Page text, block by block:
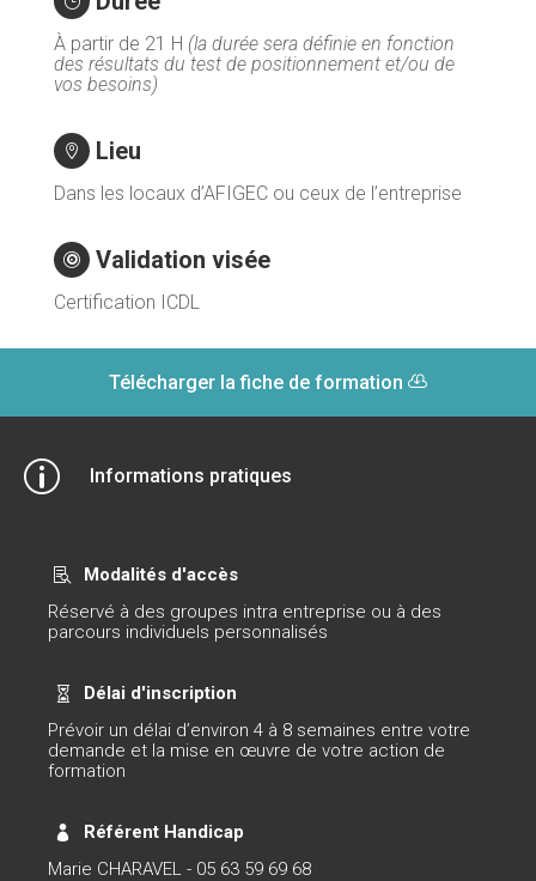
À partir de 21 H (la durée sera définie en fonction
des résultats du test de positionnement et/ou de
vos besoins)
 Lieu
Dans les locaux d’AFIGEC ou ceux de l’entreprise
 Validation visée
Certification ICDL
Télécharger la fiche de formation
p Informations pratiques

Modalités d'accès
Réservé à des groupes intra entreprise ou à des
parcours individuels personnalisés

Délai d'inscription
Prévoir un délai d’environ 4 à 8 semaines entre votre
demande et la mise en œuvre de votre action de
formation

Référent Handicap
Marie CHARAVEL - 05 63 59 69 68